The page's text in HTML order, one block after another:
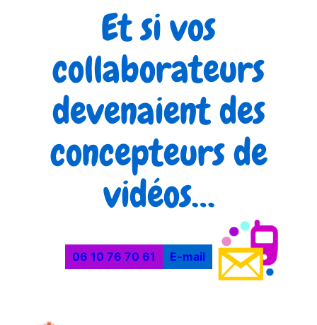
Et si vos
collaborateurs
devenaient des
concepteurs de
vidéos…
06 10 76 70 61 E-mail